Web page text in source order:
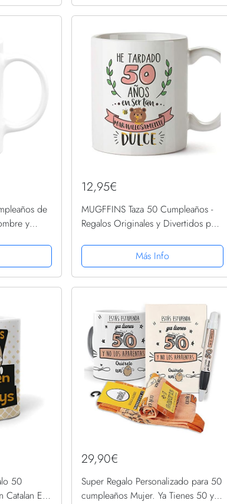
de
y
humor
12,95€
MUGFFINS Taza 50 Cumpleaños -
Regalos Originales y Divertidos para
Más Info
50
ELS
29,90€
Super Regalo Personalizado para 50
cumpleaños Mujer. Ya Tienes 50 y